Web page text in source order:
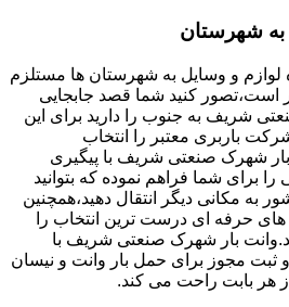
به شهرستان
و وسایل به شهرستان ها مستلزم
است،تصور کنید شما قصد جابجایی
شریف به جنوب را دارید برای این
باربری معتبر را انتخاب
شهرک صنعتی شریف با پیگیری
برای شما فراهم نموده که بتوانید
به مکانی دیگر انتقال دهید،همچنین
های حرفه ای درست ترین انتخاب را
بار شهرک صنعتی شریف با
و ثبت مجوز برای حمل بار وانت و نیسان
هر بابت راحت می کند.